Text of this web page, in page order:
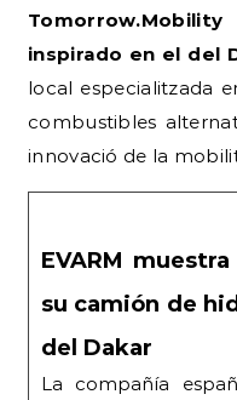
inspirado en el del
local especialitzada
combustibles
innovació de la
EVARM
su camión de
del Dakar
La compañía